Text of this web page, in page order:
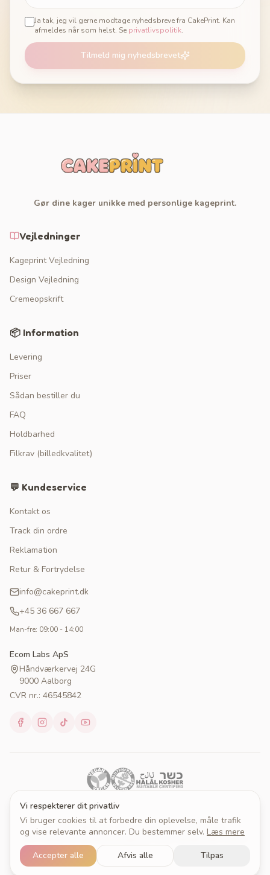
Vi respekterer dit privatliv
Vi bruger cookies til at forbedre din oplevelse, måle trafik
og vise relevante annoncer. Du bestemmer selv. Læs mere
Accepter alle Afvis alle Tilpas
Ja tak, jeg vil gerne modtage nyhedsbreve fra CakePrint. Kan
afmeldes når som helst. Se privatlivspolitik.
Tilmeld mig nyhedsbrevet
Gør dine kager unikke med personlige kageprint.
Vejledninger
Kageprint Vejledning
Design Vejledning
Cremeopskrift
📦 Information
Levering
Priser
Sådan bestiller du
FAQ
Holdbarhed
Filkrav (billedkvalitet)
💬 Kundeservice
Kontakt os
Track din ordre
Reklamation
Retur & Fortrydelse
info@cakeprint.dk
+45 36 667 667
Man-fre: 09:00 - 14:00
Ecom Labs ApS
Håndværkervej 24G
9000 Aalborg
CVR nr.: 46545842
© 2026 Cakeprint. Alle rettigheder forbeholdes.
Om Cakeprint
PersondatapolitikCookies
Cookieindstillinger